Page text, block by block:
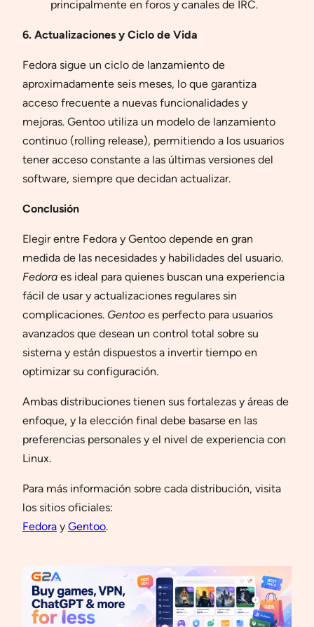
principalmente en foros y canales de IRC.
6. Actualizaciones y Ciclo de Vida
Fedora sigue un ciclo de lanzamiento de
aproximadamente seis meses, lo que garantiza
acceso frecuente a nuevas funcionalidades y
mejoras. Gentoo utiliza un modelo de lanzamiento
continuo (rolling release), permitiendo a los usuarios
tener acceso constante a las últimas versiones del
software, siempre que decidan actualizar.
Conclusión
Elegir entre Fedora y Gentoo depende en gran
medida de las necesidades y habilidades del usuario.
Fedora es ideal para quienes buscan una experiencia
fácil de usar y actualizaciones regulares sin
complicaciones. Gentoo es perfecto para usuarios
avanzados que desean un control total sobre su
sistema y están dispuestos a invertir tiempo en
optimizar su configuración.
Ambas distribuciones tienen sus fortalezas y áreas de
enfoque, y la elección final debe basarse en las
preferencias personales y el nivel de experiencia con
Linux.
Para más información sobre cada distribución, visita
los sitios oficiales:
Fedora y Gentoo.